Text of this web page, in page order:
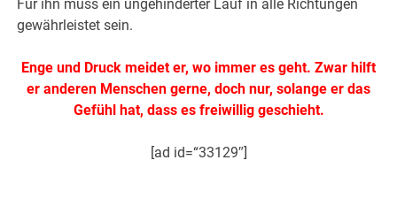
Für ihn muss ein ungehinderter Lauf in alle Richtungen
gewährleistet sein.
Enge und Druck meidet er, wo immer es geht. Zwar hilft
er anderen Menschen gerne, doch nur, solange er das
Gefühl hat, dass es freiwillig geschieht.
[ad id=“33129″]